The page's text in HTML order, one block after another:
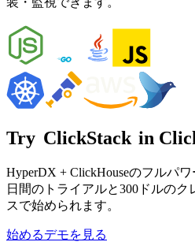
Try ClickStack in
HyperDX + ClickHouseのフルパ
日間のトライアルと300ドルの
スで始められます。
始めるデモを見る